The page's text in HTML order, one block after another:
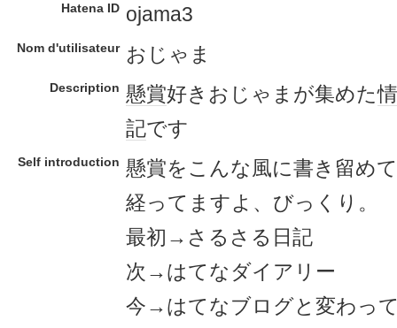
Hatena ID ojama3
Nom d'utilisateur おじゃま
Description 懸賞好きおじゃまが集めた
記です
Self introduction 懸賞をこんな風に書き留め
経ってますよ、びっくり。
最初→さるさる日記
次→はてなダイアリー
今→はてなブログと変わっ